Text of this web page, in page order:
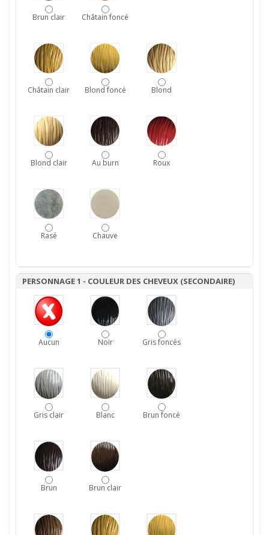
Brun clair Châtain foncé
Châtain clair Blond foncé Blond
Blond clair Au burn Roux
Rasé Chauve
PERSONNAGE 1 - COULEUR DES CHEVEUX (SECONDAIRE)
Aucun Noir Gris foncés
Gris clair Blanc Brun foncé
Brun Brun clair